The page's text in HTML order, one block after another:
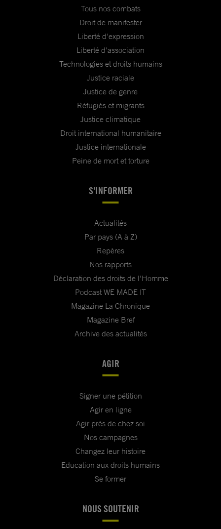
Tous nos combats
Droit de manifester
Liberté d'expression
Liberté d'association
Technologies et droits humains
Justice raciale
Justice de genre
Réfugiés et migrants
Justice climatique
Droit international humanitaire
Justice internationale
Peine de mort et torture
S'INFORMER
Actualités
Par pays (A à Z)
Repères
Nos rapports
Déclaration des droits de l'Homme
Podcast WE MADE IT
Magazine La Chronique
Magazine Bref
Archive des actualités
AGIR
Signer une pétition
Agir en ligne
Agir près de chez soi
Nos campagnes
Changez leur histoire
Education aux droits humains
Se former
NOUS SOUTENIR